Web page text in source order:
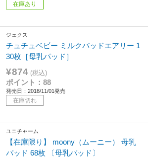
在庫あり
ジェクス
チュチュベビー ミルクパッドエアリー 1
30枚［母乳パッド］
¥874 (税込)
ポイント：88
発売日：2018/11/01発売
在庫切れ
ユニチャーム
【在庫限り】 moony（ムーニー） 母乳
パッド 68枚 〔母乳パッド〕